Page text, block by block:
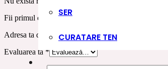
SER
CURATARE TEN
Fii primul care scrii o recenzie pentru „Vopsea de
Adresa ta de email nu va fi publicată.
Evaluarea ta *